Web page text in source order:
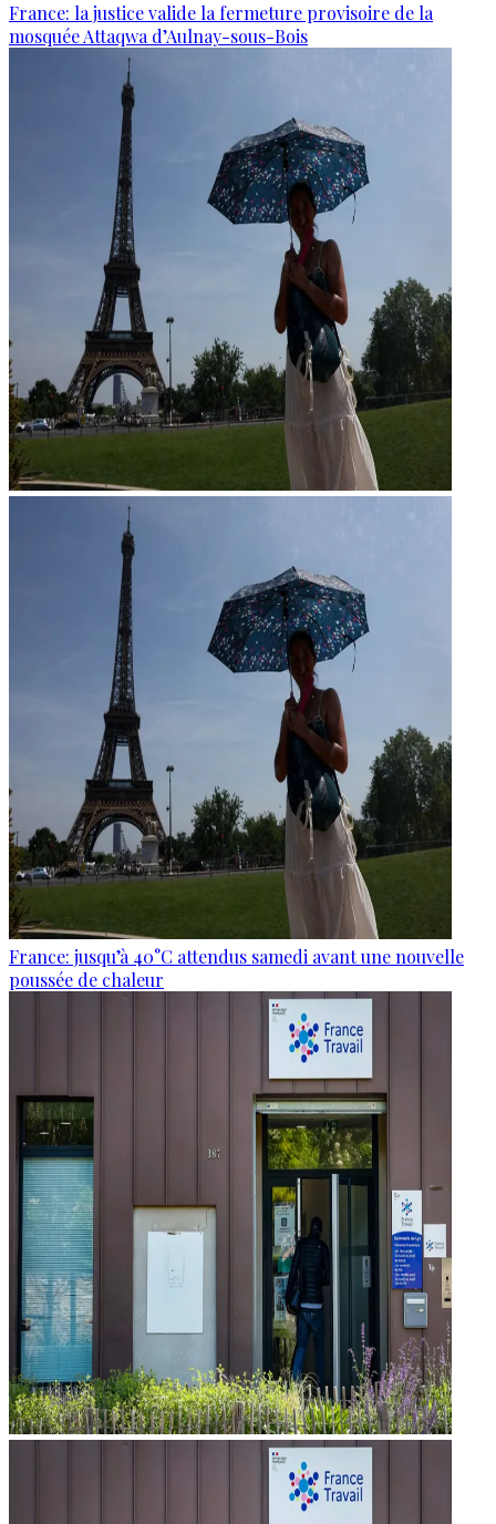
France: la justice valide la fermeture provisoire de la
mosquée Attaqwa d’Aulnay-sous-Bois
France: jusqu’à 40°C attendus samedi avant une nouvelle
poussée de chaleur